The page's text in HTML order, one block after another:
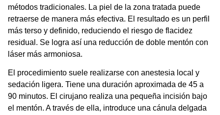
métodos tradicionales. La piel de la zona tratada puede
retraerse de manera más efectiva. El resultado es un perfil
más terso y definido, reduciendo el riesgo de flacidez
residual. Se logra así una reducción de doble mentón con
láser más armoniosa.
El procedimiento suele realizarse con anestesia local y
sedación ligera. Tiene una duración aproximada de 45 a
90 minutos. El cirujano realiza una pequeña incisión bajo
el mentón. A través de ella, introduce una cánula delgada